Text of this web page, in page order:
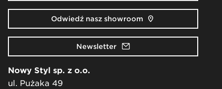
Odwiedź nasz showroom
Newsletter
Nowy Styl sp. z o.o.
ul. Pużaka 49